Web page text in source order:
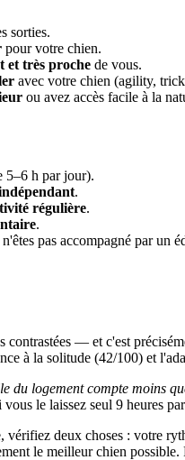
sorties.
pour votre chien.
et très proche de vous.
avec votre chien (agility,
ou avez accès facile à la
5–6 h par jour).
.
régulière.
.
pas accompagné par un
contrastées — et c'est
à la solitude (42/100) et
du logement compte moins
le laissez seul 9 heures
vérifiez deux choses : votre
le meilleur chien